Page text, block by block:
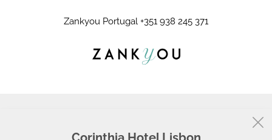
Zankyou Portugal +351 938 245 371